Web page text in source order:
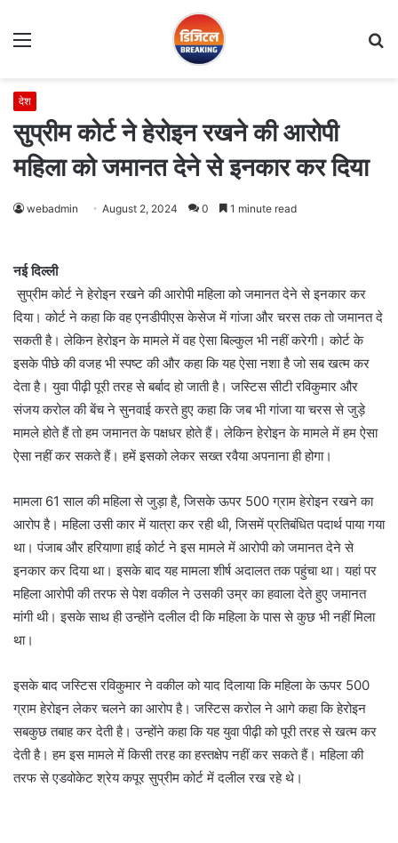
Menu
देश
सुप्रीम कोर्ट ने हेरोइन रखने की आरोपी
महिला को जमानत देने से इनकार कर दिया
webadmin August 2, 2024 0 1 minute read
नई दिल्ली
सुप्रीम कोर्ट ने हेरोइन रखने की आरोपी महिला को जमानत देने से इनकार कर
दिया। कोर्ट ने कहा कि वह एनडीपीएस केसेज में गांजा और चरस तक तो जमानत दे
सकती है। लेकिन हेरोइन के मामले में वह ऐसा बिल्कुल भी नहीं करेगी। कोर्ट के
इसके पीछे की वजह भी स्पष्ट की और कहा कि यह ऐसा नशा है जो सब खत्म कर
देता है। युवा पीढ़ी पूरी तरह से बर्बाद हो जाती है। जस्टिस सीटी रविकुमार और
संजय करोल की बेंच ने सुनवाई करते हुए कहा कि जब भी गांजा या चरस से जुड़े
मामले होते हैं तो हम जमानत के पक्षधर होते हैं। लेकिन हेरोइन के मामले में हम ऐसा
ऐसा नहीं कर सकते हैं। हमें इसको लेकर सख्त रवैया अपनाना ही होगा।
मामला 61 साल की महिला से जुड़ा है, जिसके ऊपर 500 ग्राम हेरोइन रखने का
आरोप है। महिला उसी कार में यात्रा कर रही थी, जिसमें प्रतिबंधित पदार्थ पाया गया
था। पंजाब और हरियाणा हाई कोर्ट ने इस मामले में आरोपी को जमानत देने से
इनकार कर दिया था। इसके बाद यह मामला शीर्ष अदालत तक पहुंचा था। यहां पर
महिला आरोपी की तरफ से पेश वकील ने उसकी उम्र का हवाला देते हुए जमानत
मांगी थी। इसके साथ ही उन्होंने दलील दी कि महिला के पास से कुछ भी नहीं मिला
था।
इसके बाद जस्टिस रविकुमार ने वकील को याद दिलाया कि महिला के ऊपर 500
ग्राम हेरोइन लेकर चलने का आरोप है। जस्टिस करोल ने आगे कहा कि हेरोइन
सबकुछ तबाह कर देती है। उन्होंने कहा कि यह युवा पीढ़ी को पूरी तरह से खत्म कर
देती है। हम इस मामले में किसी तरह का हस्तक्षेप नहीं कर सकते हैं। महिला की
तरफ से एडवोकेट श्रेय कपूर सुप्रीम कोर्ट में दलील रख रहे थे।